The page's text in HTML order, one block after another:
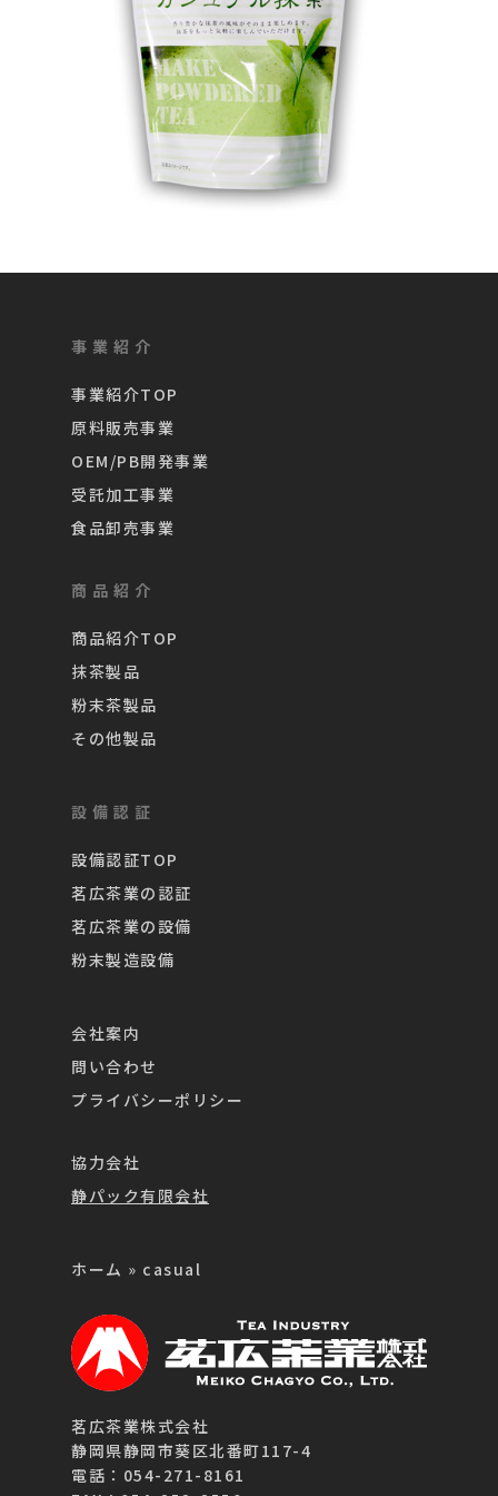
事業紹介
事業紹介TOP
原料販売事業
OEM/PB開発事業
受託加工事業
食品卸売事業
商品紹介
商品紹介TOP
抹茶製品
粉末茶製品
その他製品
設備認証
設備認証TOP
茗広茶業の認証
茗広茶業の設備
粉末製造設備
会社案内
問い合わせ
プライバシーポリシー
協力会社
静パック有限会社
ホーム » casual
茗広茶業株式会社
静岡県静岡市葵区北番町117-4
電話：054-271-8161